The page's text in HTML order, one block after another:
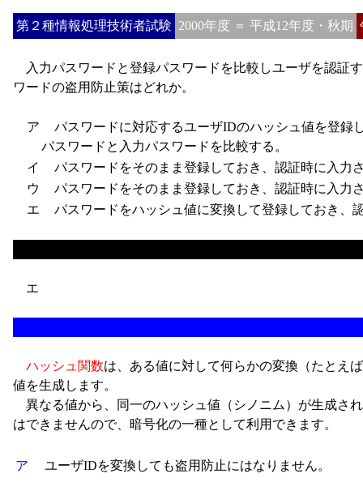
第２種情報処理技術者試験 2000年度 ＝ 平成12年度・秋期
入力パスワードと登録パスワードを比較しユーザを認証
ワードの盗用防止策はどれか。
ア
パスワードに対応するユーザIDのハッシュ値を登録
パスワードと入力パスワードを比較する。
イ
パスワードをそのまま登録しておき、認証時に入力
ウ
パスワードをそのまま登録しておき、認証時に入力
エ
パスワードをハッシュ値に変換して登録しておき、
エ
ハッシュ関数は、ある値に対して何らかの変換（たとえ
値を生成します。
異なる値から、同一のハッシュ値（シノニム）が生成さ
はできませんので、暗号化の一種として利用できます。
ア ユーザIDを変換しても盗用防止にはなりません。